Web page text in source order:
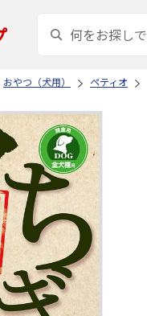
おやつ（犬用） ペティオ